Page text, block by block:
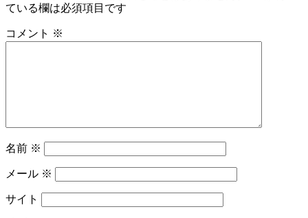
ている欄は必須項目です
コメント ※
名前 ※
メール ※
サイト